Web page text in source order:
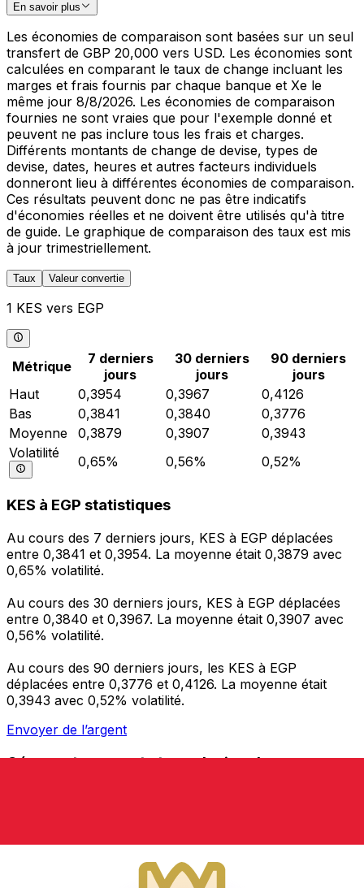
En savoir plus
Les économies de comparaison sont basées sur un seul
transfert de GBP 20,000 vers USD. Les économies sont
calculées en comparant le taux de change incluant les
marges et frais fournis par chaque banque et Xe le
même jour 8/8/2026. Les économies de comparaison
fournies ne sont vraies que pour l'exemple donné et
peuvent ne pas inclure tous les frais et charges.
Différents montants de change de devise, types de
devise, dates, heures et autres facteurs individuels
donneront lieu à différentes économies de comparaison.
Ces résultats peuvent donc ne pas être indicatifs
d'économies réelles et ne doivent être utilisés qu'à titre
de guide. Le graphique de comparaison des taux est mis
à jour trimestriellement.
Taux Valeur convertie
1 KES vers EGP
Métrique
7 derniers
jours
30 derniers
jours
90 derniers
jours
Haut
0,3954 0,3967
0,4126
Bas
0,3841 0,3840
0,3776
Moyenne
0,3879 0,3907
0,3943
Volatilité
0,65% 0,56% 0,52%
KES à EGP statistiques
Au cours des 7 derniers jours, KES à EGP déplacées
entre 0,3841 et 0,3954. La moyenne était 0,3879 avec
0,65% volatilité.
Au cours des 30 derniers jours, KES à EGP déplacées
entre 0,3840 et 0,3967. La moyenne était 0,3907 avec
0,56% volatilité.
Au cours des 90 derniers jours, les KES à EGP
déplacées entre 0,3776 et 0,4126. La moyenne était
0,3943 avec 0,52% volatilité.
Envoyer de l’argent
Gérez votre argent et vos devises lorsque vous
et la gestion de vos devises. Convertissez des devises,
programmez des alertes de taux et transférez de
l'argent à l'étranger sans frais cachés. Téléchargez